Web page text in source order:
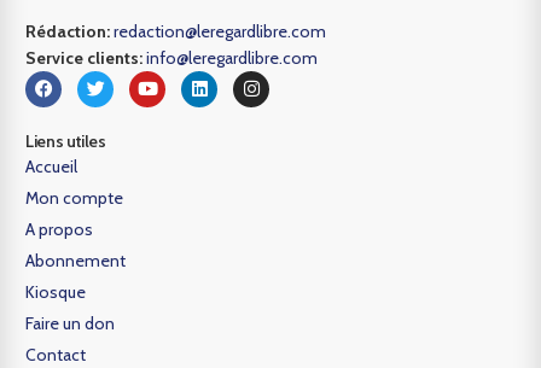
Rédaction:redaction@leregardlibre.com
Service clients:info@leregardlibre.com
Liens utiles
Accueil
Mon compte
A propos
Abonnement
Kiosque
Faire un don
Contact